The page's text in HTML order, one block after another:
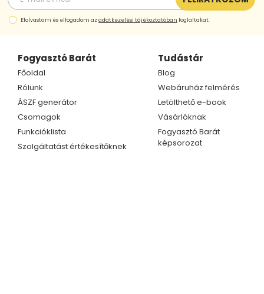
Fogyasztó Barát
Főoldal
Rólunk
ÁSZF generátor
Csomagok
Funkcióklista
Szolgáltatást értékesítőknek
Tudástár
Blog
Webáruház felmérés
Letölthető e-book
Vásárlóknak
Fogyasztó Barát
képsorozat
Elolvastam és elfogadom azadatkezelési tájékoztatóban foglaltakat.